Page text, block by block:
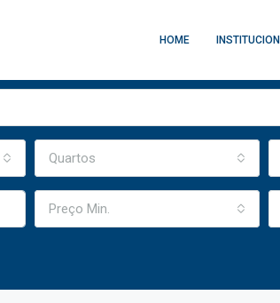
HOME
Quartos
Preço Min.